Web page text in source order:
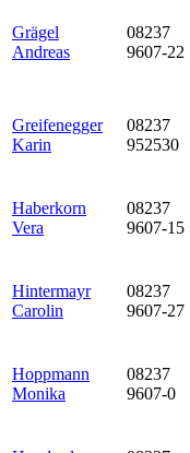
Grägel
Andreas
08237
9607-22
Greifenegger
Karin
08237
952530
Haberkorn
Vera
08237
9607-15
Hintermayr
Carolin
08237
9607-27
Hoppmann
Monika
08237
9607-0